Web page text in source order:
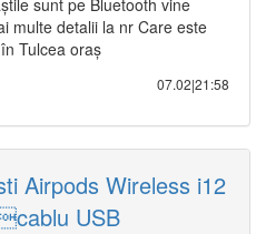
sunt pe Bluetooth vine
multe detalii la nr Care este
Tulcea oraș
07.02|21:58
Airpods Wireless i12
USB